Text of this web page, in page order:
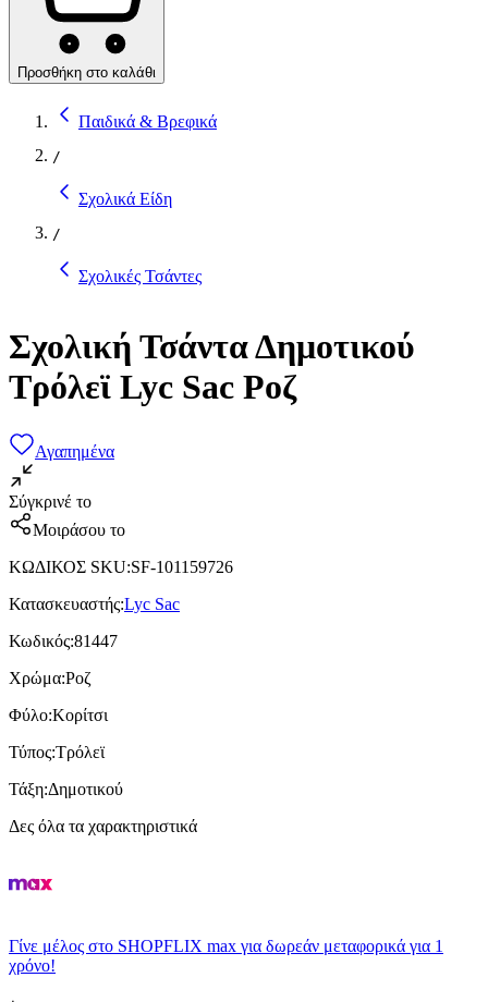
Προσθήκη στο καλάθι
Παιδικά & Βρεφικά
/
Σχολικά Είδη
/
Σχολικές Τσάντες
Σχολική Τσάντα Δημοτικού
Τρόλεϊ Lyc Sac Ροζ
Αγαπημένα
Σύγκρινέ το
Μοιράσου το
ΚΩΔΙΚΟΣ SKU:SF-101159726
Κατασκευαστής:Lyc Sac
Κωδικός:81447
Χρώμα:Ροζ
Φύλο:Κορίτσι
Τύπος:Τρόλεϊ
Τάξη:Δημοτικού
Δες όλα τα χαρακτηριστικά
Γίνε μέλος στο SHOPFLIX max για δωρεάν μεταφορικά για 1
χρόνο!